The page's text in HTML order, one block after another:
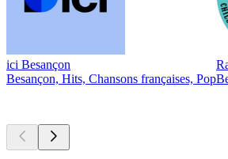
ici Besançon
Besançon, Hits, Chansons françaises, Pop